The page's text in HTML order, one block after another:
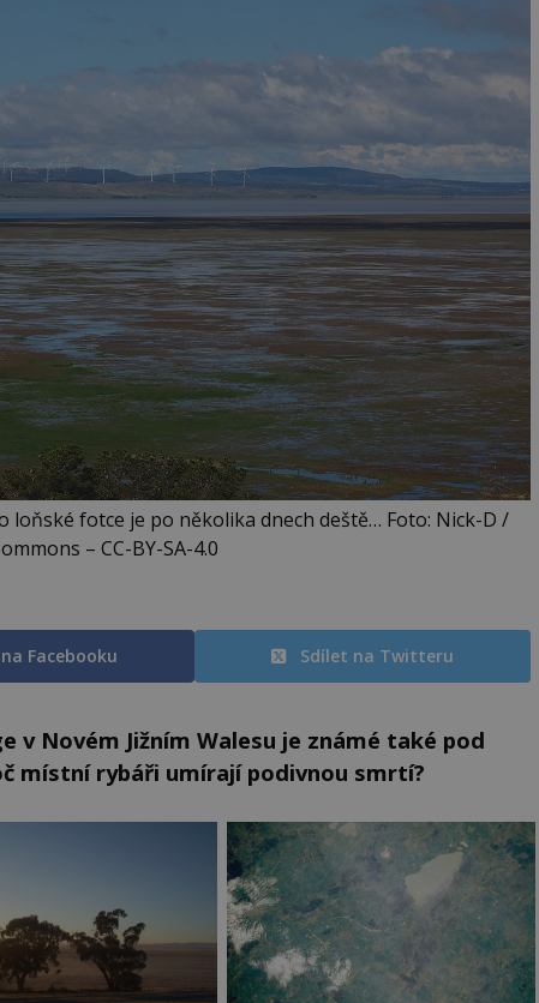
loňské fotce je po několika dnech deště… Foto: Nick-D /
– CC-BY-SA-4.0
Facebooku Sdílet na Twitteru
v Novém Jižním Walesu je známé také pod
místní rybáři umírají podivnou smrtí?